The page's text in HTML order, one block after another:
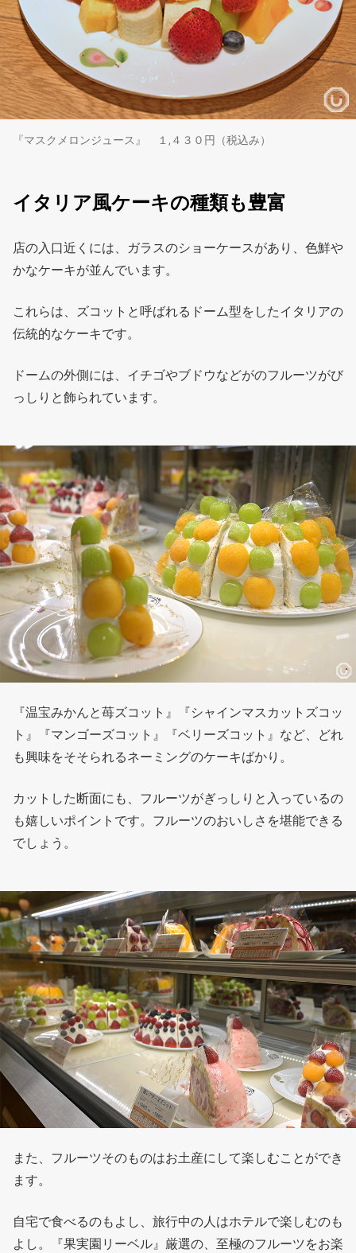
『マスクメロンジュース』 １,４３０円（税込み）
イタリア風ケーキの種類も豊富
店の入口近くには、ガラスのショーケースがあり、色鮮や
かなケーキが並んでいます。
これらは、ズコットと呼ばれるドーム型をしたイタリアの
伝統的なケーキです。
ドームの外側には、イチゴやブドウなどがのフルーツがび
っしりと飾られています。
『温宝みかんと苺ズコット』『シャインマスカットズコッ
ト』『マンゴーズコット』『ベリーズコット』など、どれ
も興味をそそられるネーミングのケーキばかり。
カットした断面にも、フルーツがぎっしりと入っているの
も嬉しいポイントです。フルーツのおいしさを堪能できる
でしょう。
また、フルーツそのものはお土産にして楽しむことができ
ます。
自宅で食べるのもよし、旅行中の人はホテルで楽しむのも
よし。『果実園リーベル』厳選の、至極のフルーツをお楽